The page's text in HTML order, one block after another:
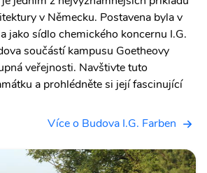
v Německu. Postavena byla v
jako sídlo chemického koncernu I.G.
součástí kampusu Goetheovy
veřejnosti. Navštivte tuto
a prohlédněte si její fascinující
Více o Budova I.G. Farben